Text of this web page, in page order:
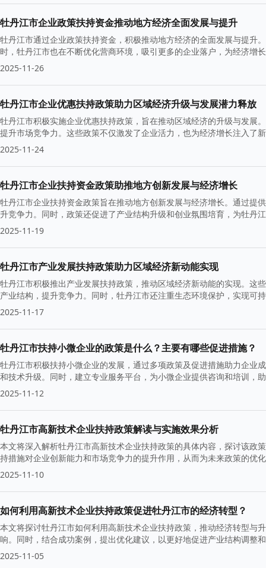
牡丹江市企业政策扶持资金推动地方经济全面发展与提升
牡丹江市通过企业政策扶持资金，积极推动地方经济的全面发展与提升
时，牡丹江市也在不断优化营商环境，吸引更多的企业落户，为经济增
2025-11-26
牡丹江市企业优惠扶持政策助力区域经济升级与发展潜力释放
牡丹江市积极实施企业优惠扶持政策，旨在推动区域经济的升级与发展
提升市场竞争力。这些政策不仅激发了企业活力，也为经济增长注入了
2025-11-24
牡丹江市企业扶持资金政策助推地方创新发展与经济增长
牡丹江市企业扶持资金政策旨在推动地方创新发展与经济增长。通过提
升竞争力。同时，政策还促进了产业结构升级和创业氛围培育，为牡丹
2025-11-19
牡丹江市产业发展扶持政策助力区域经济新动能实现
牡丹江市积极推出产业发展扶持政策，推动区域经济新动能的实现。这
产业结构，提升竞争力。同时，牡丹江市还注重生态环境保护，实现可
展。
2025-11-17
牡丹江市扶持小微企业的政策是什么？主要有哪些促进措施？
牡丹江市积极扶持小微企业的发展，通过多项政策及促进措施助力企业
和技术升级。同时，建立专业服务平台，为小微企业提供咨询和培训，
2025-11-12
牡丹江市高新技术企业扶持政策解读与实施效果分析
本文将深入解析牡丹江市高新技术企业扶持政策的具体内容，探讨该政
持措施对企业创新能力和市场竞争力的提升作用，从而为未来政策的优
2025-11-10
如何利用高新技术企业扶持政策促进牡丹江市的经济转型？
本文将探讨牡丹江市如何利用高新技术企业扶持政策，推动经济转型与
响。同时，结合成功案例，提出优化建议，以更好地促进产业结构调整
2025-11-05